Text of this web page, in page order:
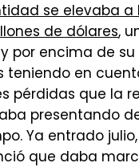
se elevaba a
de dólares,
por encima de su
teniendo en
pérdidas que la
presentando
Ya entrado julio,
que daba